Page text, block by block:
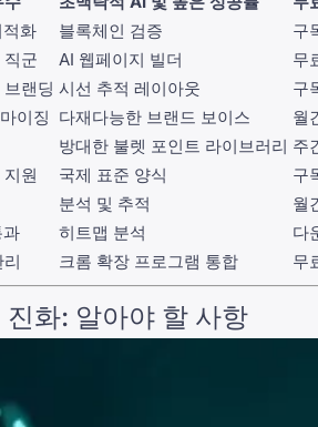
화 블록체인 검증
구
직군 AI 웹페이지 빌더
무
랜딩 시선 추적 레이아웃
구
이징 다재다능한 브랜드 보이스
월
방대한 불렛 포인트 라이브러리 주
원 국제 표준 양식
구
분석 및 추적
월
과 히트맵 분석
다
크롬 확장 프로그램 통합 무
화: 알아야 할 사항